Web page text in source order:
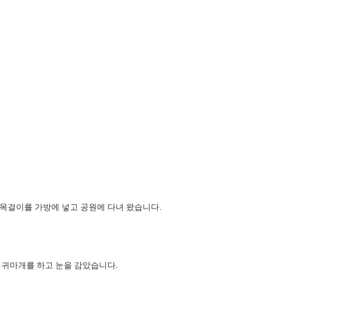
걸이를 가방에 넣고 공원에 다녀 왔습니다.
마개를 하고 눈을 감았습니다.